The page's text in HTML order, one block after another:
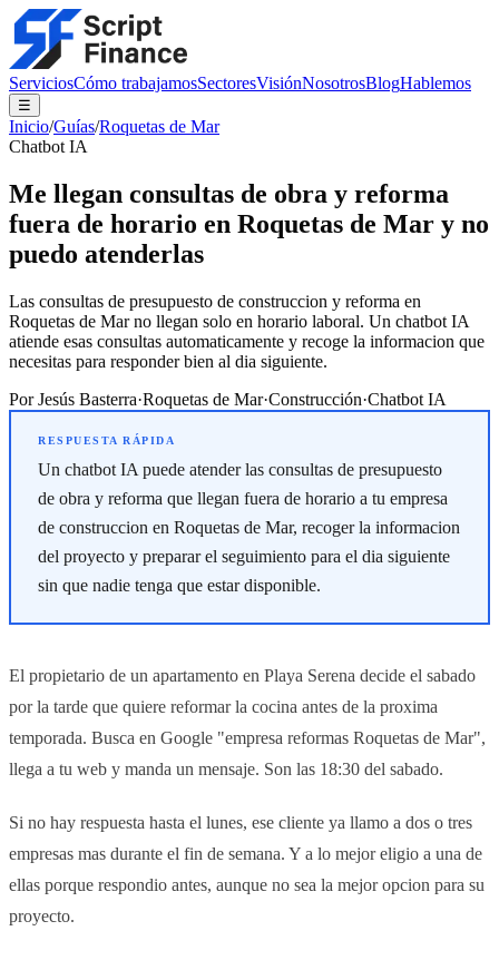
ServiciosCómo trabajamosSectoresVisiónNosotrosBlogHablemos
☰
Inicio/Guías/Roquetas de Mar
Chatbot IA
Me llegan consultas de obra y reforma
fuera de horario en Roquetas de Mar y no
puedo atenderlas
Las consultas de presupuesto de construccion y reforma en
Roquetas de Mar no llegan solo en horario laboral. Un chatbot IA
atiende esas consultas automaticamente y recoge la informacion que
necesitas para responder bien al dia siguiente.
PorJesús Basterra·Roquetas de Mar·Construcción·Chatbot IA
Un chatbot IA puede atender las consultas de presupuesto
de obra y reforma que llegan fuera de horario a tu empresa
de construccion en Roquetas de Mar, recoger la informacion
del proyecto y preparar el seguimiento para el dia siguiente
sin que nadie tenga que estar disponible.
El propietario de un apartamento en Playa Serena decide el sabado
por la tarde que quiere reformar la cocina antes de la proxima
temporada. Busca en Google "empresa reformas Roquetas de Mar",
llega a tu web y manda un mensaje. Son las 18:30 del sabado.
Si no hay respuesta hasta el lunes, ese cliente ya llamo a dos o tres
empresas mas durante el fin de semana. Y a lo mejor eligio a una de
ellas porque respondio antes, aunque no sea la mejor opcion para su
proyecto.